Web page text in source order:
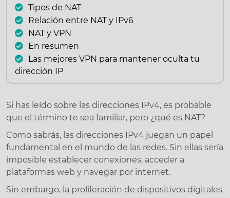
Tipos de NAT
Relación entre NAT y IPv6
NAT y VPN
En resumen
Las mejores VPN para mantener oculta tu
dirección IP
Si has leído sobre las direcciones IPv4, es probable
que el término te sea familiar, pero ¿qué es NAT?
Como sabrás, las direcciones IPv4 juegan un papel
fundamental en el mundo de las redes. Sin ellas sería
imposible establecer conexiones, acceder a
plataformas web y navegar por internet.
Sin embargo, la proliferación de dispositivos digitales